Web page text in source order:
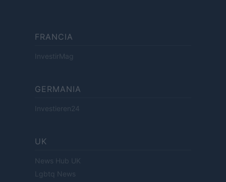
FRANCIA
InvestirMag
GERMANIA
Investieren24
UK
News Hub UK
Lgbtq News